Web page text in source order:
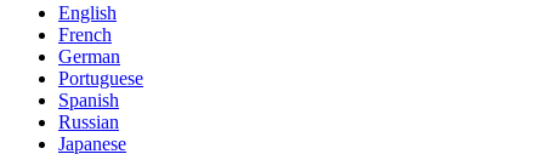
English
French
German
Portuguese
Spanish
Russian
Japanese